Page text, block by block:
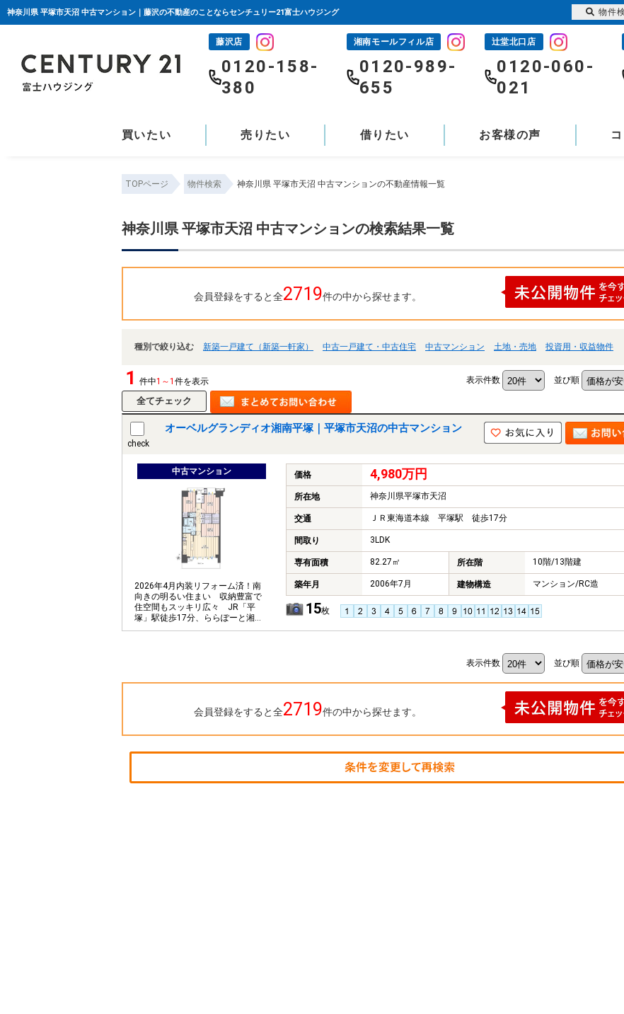
神奈川県 平塚市天沼 中古マンション｜藤沢の不動産のことならセンチュリー21富士ハウジング
藤沢店
0120-158-
380
湘南モールフィル店
0120-989-
655
辻堂北口店
0120-060-
021
買いたい 売りたい 借りたい お客様の声
TOPページ 物件検索 神奈川県 平塚市天沼 中古マンションの不動産情報一覧
神奈川県 平塚市天沼 中古マンションの検索結果一覧
会員登録をすると全2719件の中から探せます。
種別で絞り込む 新築一戸建て（新築一軒家） 中古一戸建て・中古住宅 中古マンション 土地・売地 投資用・収益物件
1 件中1～1 件を表示 表示件数 並び順
check
オーベルグランディオ湘南平塚｜平塚市天沼の中古マンション
中古マンション
2026年4月内装リフォーム済！南
向きの明るい住まい 収納豊富で
住空間もスッキリ広々 JR「平
塚」駅徒歩17分、ららぽーと湘南
平塚に隣接した便利な住環境
価格 4,980万円
所在地 神奈川県平塚市天沼
交通 ＪＲ東海道本線 平塚駅 徒歩17分
間取り 3LDK
専有面積 82.27㎡ 所在階 10階/13階建
築年月 2006年7月 建物構造 マンション/RC造
15枚
表示件数 並び順
会員登録をすると全2719件の中から探せます。
物件